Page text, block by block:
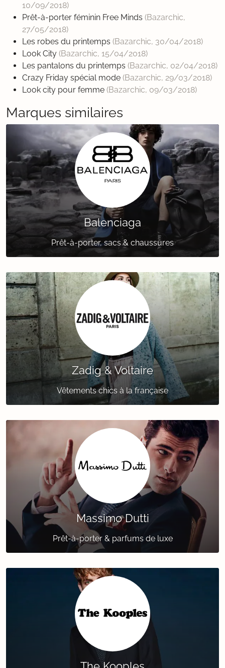
10/09/2018)
Prêt-à-porter féminin Free Minds (Bazarchic,
27/05/2018)
Les robes du printemps (Bazarchic, 30/04/2018)
Look City (Bazarchic, 15/04/2018)
Les pantalons du printemps (Bazarchic, 02/04/2018)
Crazy Friday spécial mode (Bazarchic, 29/03/2018)
Look city pour femme (Bazarchic, 09/03/2018)
Marques similaires
Balenciaga
Prêt-à-porter, sacs & chaussures
Zadig & Voltaire
Vêtements chics à la française
Massimo Dutti
Prêt-à-porter & parfums de luxe